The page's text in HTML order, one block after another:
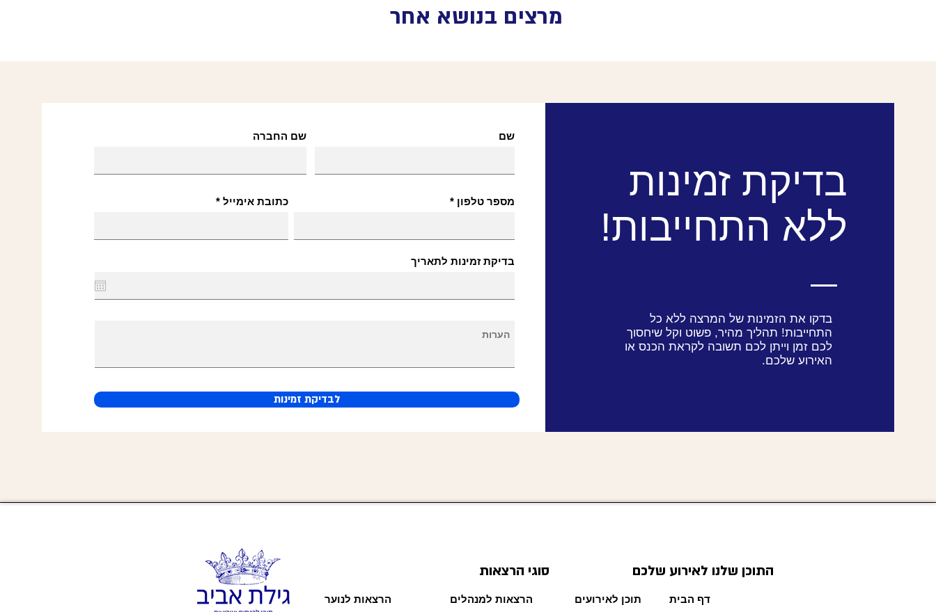
מרצים בנושא אחר
שם החברה שם
כתובת אימייל מספר טלפון
בדיקת זמינות לתאריך
לבדיקת זמינות
בדיקת זמינות
ללא התחייבות!
בדקו את הזמינות של המרצה ללא כל
התחייבות! תהליך מהיר, פשוט וקל שיחסוך
לכם זמן וייתן לכם תשובה לקראת הכנס או
האירוע שלכם.
סוגי הרצאות
הרצאות לנוער הרצאות למנהלים
התוכן שלנו לאירוע שלכם
תוכן לאירועים דף הבית